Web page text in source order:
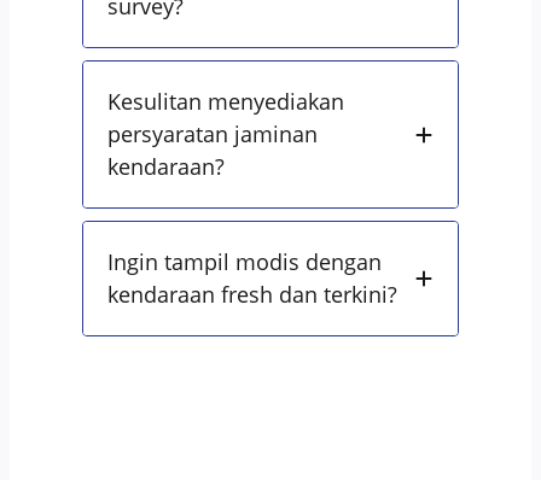
survey?
Kesulitan menyediakan
persyaratan jaminan
kendaraan?
Ingin tampil modis dengan
kendaraan fresh dan terkini?